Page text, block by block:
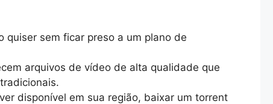
quiser sem ficar preso a um plano de
arquivos de vídeo de alta qualidade que
disponível em sua região, baixar um torrent